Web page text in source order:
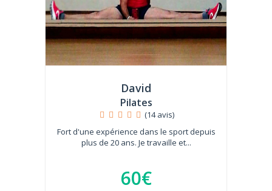
David
Pilates
(14 avis)
Fort d'une expérience dans le sport depuis
plus de 20 ans. Je travaille et...
60€